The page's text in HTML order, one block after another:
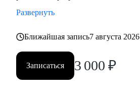
Развернуть
Ближайшая запись7 августа 2026
Записаться 3 000 ₽